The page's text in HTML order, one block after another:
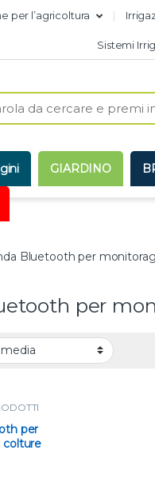
per l’agricoltura
Sistemi
GIARDINO
Bluetooth per
per
FI
Bluetooth
colture
per
colture